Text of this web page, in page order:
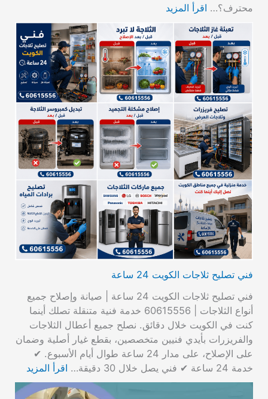
محترف؟… اقرأ المزيد
فني تصليح ثلاجات الكويت 24 ساعة
فني تصليح ثلاجات الكويت 24 ساعة | صيانة وإصلاح جميع
أنواع الثلاجات | 60615556 خدمة فنية متنقلة تصلك أينما
كنت في الكويت خلال دقائق. نصلح جميع أعطال الثلاجات
والفريزرات بأيدي فنيين متخصصين، بقطع غيار أصلية وضمان
على الإصلاح، على مدار 24 ساعة طوال أيام الأسبوع. ✔
خدمة 24 ساعة ✔ فني يصل خلال 30 دقيقة…
اقرأ المزيد